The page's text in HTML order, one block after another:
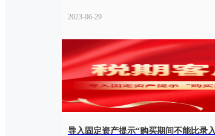
2023-06-29
导入固定资产提示“购买期间不能比录